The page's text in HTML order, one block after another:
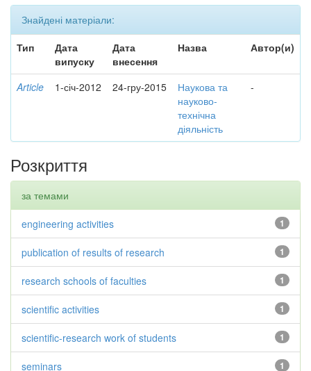
Знайдені матеріали:
Тип
Дата
випуску
Дата
внесення
Назва Автор(и)
Article 1-січ-2012 24-гру-2015
Наукова та
науково-
технічна
діяльність
-
Розкриття
за темами
1
engineering activities
1
publication of results of research
1
research schools of faculties
1
scientific activities
1
scientific-research work of students
1
seminars